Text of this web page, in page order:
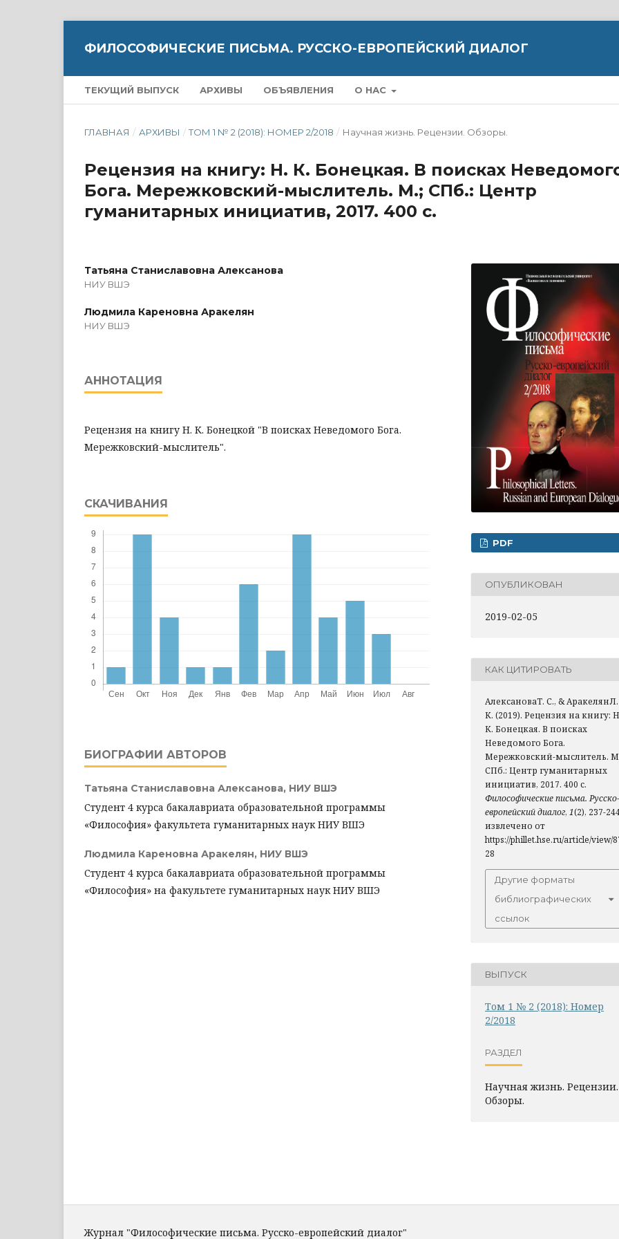
ФИЛОСОФИЧЕСКИЕ ПИСЬМА. РУССКО-ЕВРОПЕЙСКИЙ ДИАЛОГ
ТЕКУЩИЙ ВЫПУСК АРХИВЫ ОБЪЯВЛЕНИЯ О НАС
ГЛАВНАЯ / АРХИВЫ / ТОМ 1 № 2 (2018): НОМЕР 2/2018 / Научная жизнь. Рецензии. Обзоры.
Рецензия на книгу: Н. К. Бонецкая. В поисках
Бога. Мережковский-мыслитель. М.; СПб.: Центр
гуманитарных инициатив, 2017. 400 с.
Татьяна Станиславовна Алексанова
НИУ ВШЭ
Людмила Кареновна Аракелян
НИУ ВШЭ
АННОТАЦИЯ
Рецензия на книгу Н. К. Бонецкой "В поисках Неведомого Бога.
Мережковский-мыслитель".
СКАЧИВАНИЯ
БИОГРАФИИ АВТОРОВ
Татьяна Станиславовна Алексанова, НИУ ВШЭ
Студент 4 курса бакалавриата образовательной программы
«Философия» факультета гуманитарных наук НИУ ВШЭ
Людмила Кареновна Аракелян, НИУ ВШЭ
Студент 4 курса бакалавриата образовательной программы
«Философия» на факультете гуманитарных наук НИУ ВШЭ
PDF
ОПУБЛИКОВАН
2019-02-05
КАК ЦИТИРОВАТЬ
АлексановаТ. С., & АракелянЛ.
К. (2019). Рецензия на книгу:
К. Бонецкая. В поисках
Неведомого Бога.
Мережковский-мыслитель.
СПб.: Центр гуманитарных
инициатив, 2017. 400 с.
Философические письма. Русско-
европейский диалог, 1(2), 237-
извлечено от
https://phillet.hse.ru/article/view/
28
Другие форматы
библиографических
ссылок
ВЫПУСК
Том 1 № 2 (2018): Номер
2/2018
РАЗДЕЛ
Научная жизнь. Рецензии.
Обзоры.
Журнал "Философические письма. Русско-европейский диалог"